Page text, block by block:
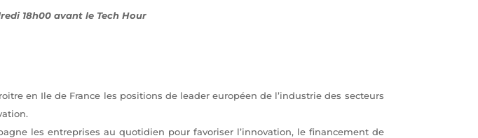
18h00 avant le Tech Hour
en Ile de France les positions de leader européen de l’industrie des secteurs
les entreprises au quotidien pour favoriser l’innovation, le financement de